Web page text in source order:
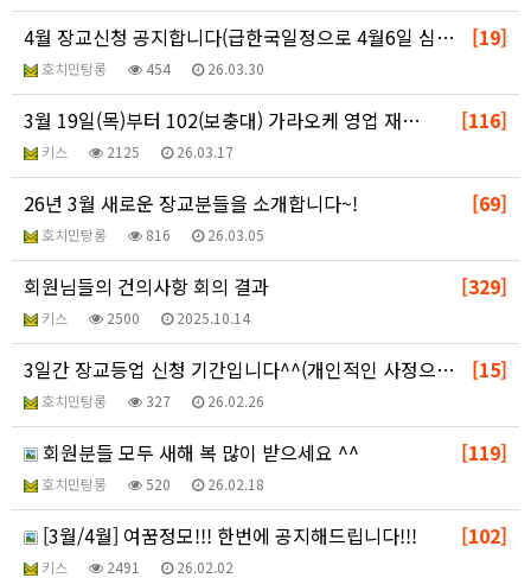
[19]
4월 장교신청 공지합니다(급한국일정으로 4월6일 심사결…
호치민탕롱 454 26.03.30
[116]
3월 19일(목)부터 102(보충대) 가라오케 영업 재…
키스 2125 26.03.17
[69]
26년 3월 새로운 장교분들을 소개합니다~!
호치민탕롱 816 26.03.05
[329]
회원님들의 건의사항 회의 결과
키스 2500 2025.10.14
[15]
3일간 장교등업 신청 기간입니다^^(개인적인 사정으로 …
호치민탕롱 327 26.02.26
[119]
회원분들 모두 새해 복 많이 받으세요 ^^
호치민탕롱 520 26.02.18
[102]
[3월/4월] 여꿈정모!!! 한번에 공지해드립니다!!!
키스 2491 26.02.02